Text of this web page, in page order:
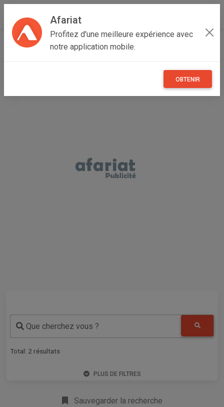
Afariat
Profitez d'une meilleure expérience avec
notre application mobile.
OBTENIR
Accueil Annonceur Adnene
Que cherchez vous ?
Total: 2 résultats
PLUS DE FILTRES
Sauvegarder la recherche